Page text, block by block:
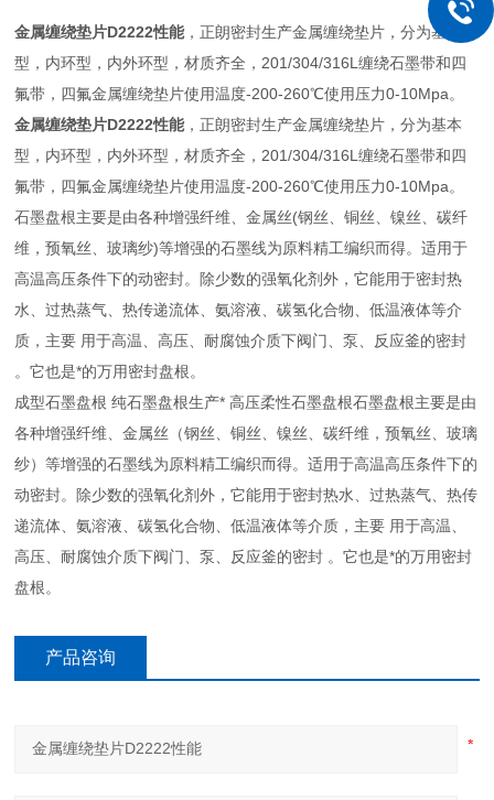
金属缠绕垫片D2222性能，正朗密封生产金属缠绕垫片，分为基本
型，内环型，内外环型，材质齐全，201/304/316L缠绕石墨带和四
氟带，四氟金属缠绕垫片使用温度-200-260℃使用压力0-10Mpa。
金属缠绕垫片D2222性能，正朗密封生产金属缠绕垫片，分为基本
型，内环型，内外环型，材质齐全，201/304/316L缠绕石墨带和四
氟带，四氟金属缠绕垫片使用温度-200-260℃使用压力0-10Mpa。
石墨盘根主要是由各种增强纤维、金属丝(钢丝、铜丝、镍丝、碳纤
维，预氧丝、玻璃纱)等增强的石墨线为原料精工编织而得。适用于
高温高压条件下的动密封。除少数的强氧化剂外，它能用于密封热
水、过热蒸气、热传递流体、氨溶液、碳氢化合物、低温液体等介
质，主要 用于高温、高压、耐腐蚀介质下阀门、泵、反应釜的密封
。它也是*的万用密封盘根。
成型石墨盘根 纯石墨盘根生产* 高压柔性石墨盘根石墨盘根主要是由
各种增强纤维、金属丝（钢丝、铜丝、镍丝、碳纤维，预氧丝、玻璃
纱）等增强的石墨线为原料精工编织而得。适用于高温高压条件下的
动密封。除少数的强氧化剂外，它能用于密封热水、过热蒸气、热传
递流体、氨溶液、碳氢化合物、低温液体等介质，主要 用于高温、
高压、耐腐蚀介质下阀门、泵、反应釜的密封 。它也是*的万用密封
盘根。
产品咨询